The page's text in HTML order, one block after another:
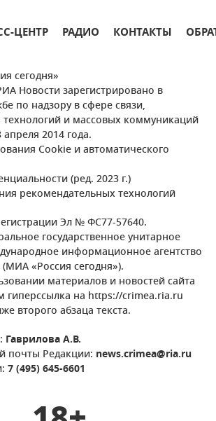
ЦЕНТР РАДИО КОНТАКТЫ
сегодня»
Новости зарегистрировано в
по надзору в сфере связи,
и массовых коммуникаций
2014 года.
Cookie и автоматического
(ред. 2023 г.)
рекомендательных технологий
Эл № ФС77-57640.
государственное унитарное
информационное агентство
(МИА «Россия сегодня»).
материалов и новостей сайта
на https://crimea.ria.ru
второго абзаца текста.
Гаврилова А.В.
почты Редакции: news.crimea@ria.ru
7 (495) 645-6601